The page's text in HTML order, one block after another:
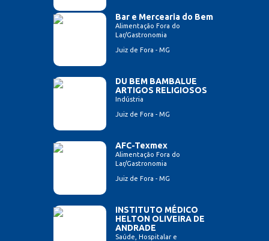
Bar e Mercearia do Bem
Alimentação Fora do
Lar/Gastronomia
Juiz de Fora - MG
DU BEM BAMBALUE
ARTIGOS RELIGIOSOS
Indústria
Juiz de Fora - MG
AFC-Texmex
Alimentação Fora do
Lar/Gastronomia
Juiz de Fora - MG
INSTITUTO MÉDICO
HELTON OLIVEIRA DE
ANDRADE
Saúde, Hospitalar e